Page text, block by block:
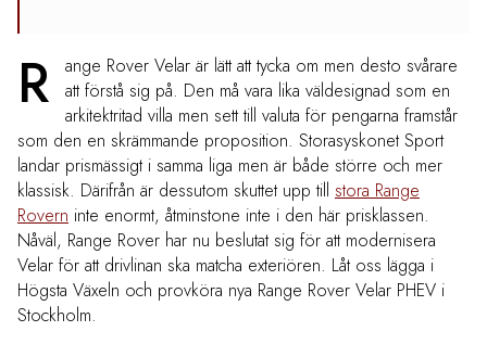
R
ange Rover Velar är lätt att tycka om men desto svårare
att förstå sig på. Den må vara lika väldesignad som en
arkitektritad villa men sett till valuta för pengarna framstår
som den en skrämmande proposition. Storasyskonet Sport
landar prismässigt i samma liga men är både större och mer
klassisk. Därifrån är dessutom skuttet upp till stora Range
Rovern inte enormt, åtminstone inte i den här prisklassen.
Nåväl, Range Rover har nu beslutat sig för att modernisera
Velar för att drivlinan ska matcha exteriören. Låt oss lägga i
Högsta Växeln och provköra nya Range Rover Velar PHEV i
Stockholm.